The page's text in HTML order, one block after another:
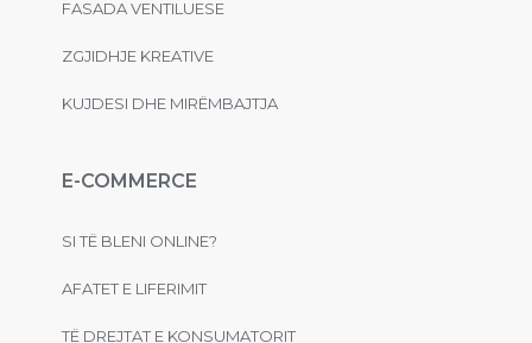
FASADA VENTILUESE
ZGJIDHJE KREATIVE
KUJDESI DHE MIRËMBAJTJA
E-COMMERCE
SI TË BLENI ONLINE?
AFATET E LIFERIMIT
TË DREJTAT E KONSUMATORIT